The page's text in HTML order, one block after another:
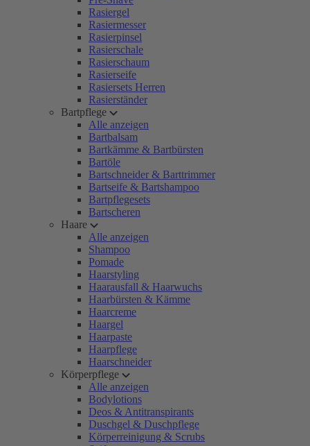
Rasiergel
Rasiermesser
Rasierpinsel
Rasierschale
Rasierschaum
Rasierseife
Rasiersets Herren
Rasierständer
Bartpflege
Alle anzeigen
Bartbalsam
Bartkämme & Bartbürsten
Bartöle
Bartschneider & Barttrimmer
Bartseife & Bartshampoo
Bartpflegesets
Bartscheren
Haare
Alle anzeigen
Shampoo
Pomade
Haarstyling
Haarausfall & Haarwuchs
Haarbürsten & Kämme
Haarcreme
Haargel
Haarpaste
Haarpflege
Haarschneider
Körperpflege
Alle anzeigen
Bodylotions
Deos & Antitranspirants
Duschgel & Duschpflege
Körperreinigung & Scrubs